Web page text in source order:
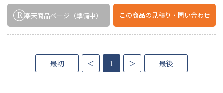
楽天商品ページ （準備中） この商品の見積り・問い合わせ
最初 ＜ 1 ＞ 最後